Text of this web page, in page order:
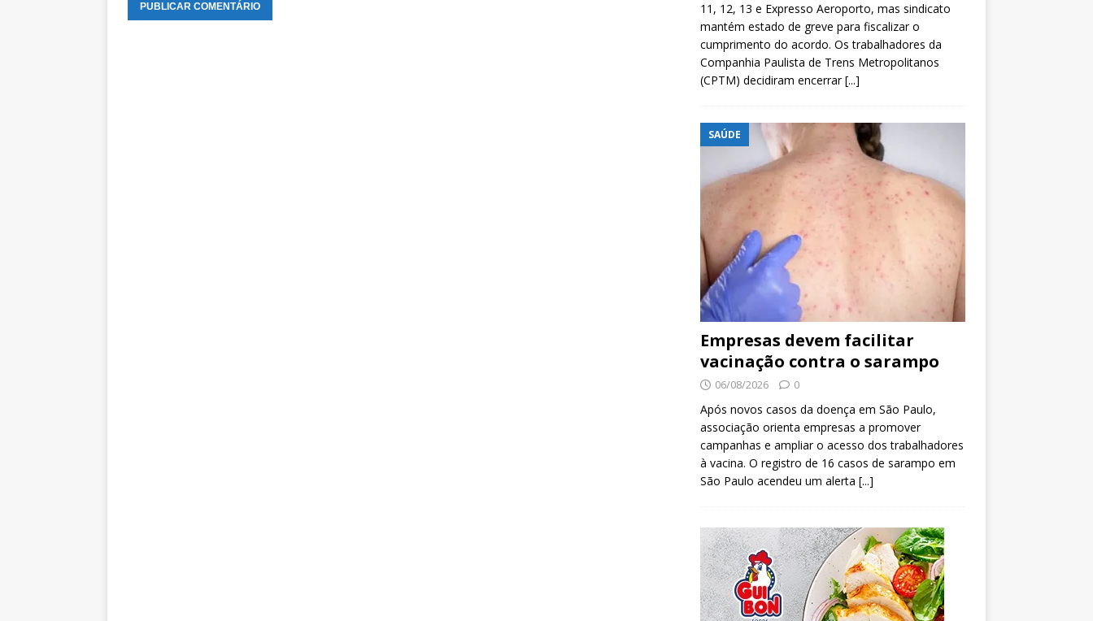
11, 12, 13 e Expresso Aeroporto, mas sindicato
mantém estado de greve para fiscalizar o
cumprimento do acordo. Os trabalhadores da
Companhia Paulista de Trens Metropolitanos
(CPTM) decidiram encerrar[...]
SAÚDE
Empresas devem facilitar
vacinação contra o sarampo
06/08/2026 0
Após novos casos da doença em São Paulo,
associação orienta empresas a promover
campanhas e ampliar o acesso dos trabalhadores
à vacina. O registro de 16 casos de sarampo em
São Paulo acendeu um alerta [...]